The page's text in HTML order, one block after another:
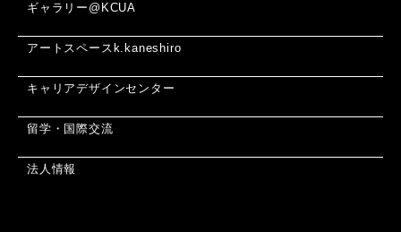
ギャラリー@KCUA
アートスペースk.kaneshiro
キャリアデザインセンター
留学・国際交流
法人情報